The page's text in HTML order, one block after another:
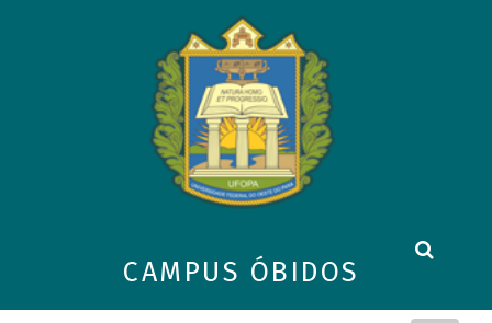
CAMPUS ÓBIDOS